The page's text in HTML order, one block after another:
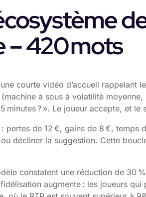
– 420 mots
courte vidéo d’accueil
à sous à volatilité moyenne,
minutes ? ». Le joueur accepte, et
de 12 €, gains de 8 €,
décliner la suggestion. Cette
constatent une réduction de 30
augmente : les joueurs